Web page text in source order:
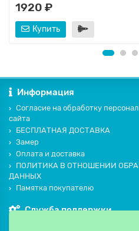
1920 ₽
Купить
Информация
Согласие на обработку
сайта
БЕСПЛАТНАЯ ДОСТАВКА
Замер
Оплата и доставка
ПОЛИТИКА В ОТНОШЕНИИ
ДАННЫХ
Памятка покупателю
Служба поддержки